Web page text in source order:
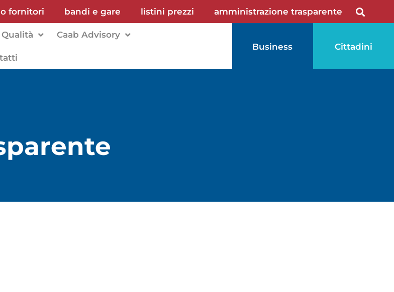
fornitori bandi e gare listini prezzi amministrazione trasparente
Qualità Caab Advisory
Business Cittadini